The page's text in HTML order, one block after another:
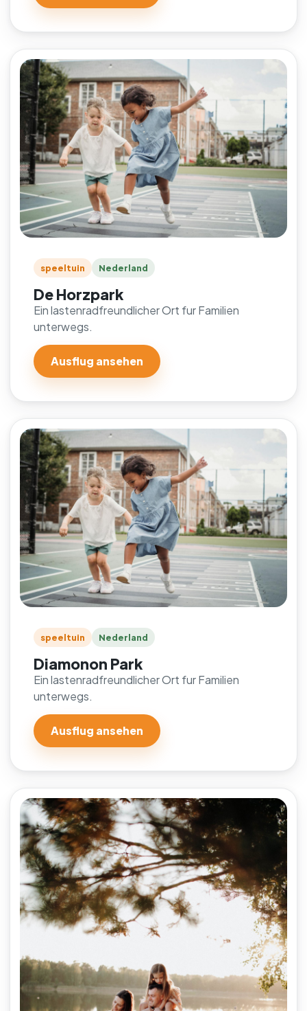
speeltuin Nederland
De Horzpark
Ein lastenradfreundlicher Ort fur Familien
unterwegs.
Ausflug ansehen
speeltuin Nederland
Diamonon Park
Ein lastenradfreundlicher Ort fur Familien
unterwegs.
Ausflug ansehen